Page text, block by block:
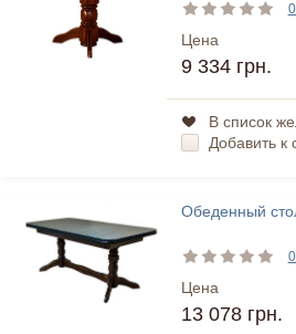
Цена
9 334 грн.
В список
Добавить к
Обеденный
Цена
13 078 грн.